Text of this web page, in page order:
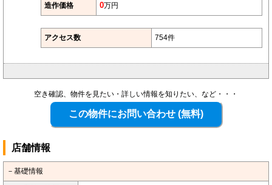
造作価格 0万円
アクセス数 754件
空き確認、物件を見たい・詳しい情報を知りたい、など・・・
店舗情報
－基礎情報